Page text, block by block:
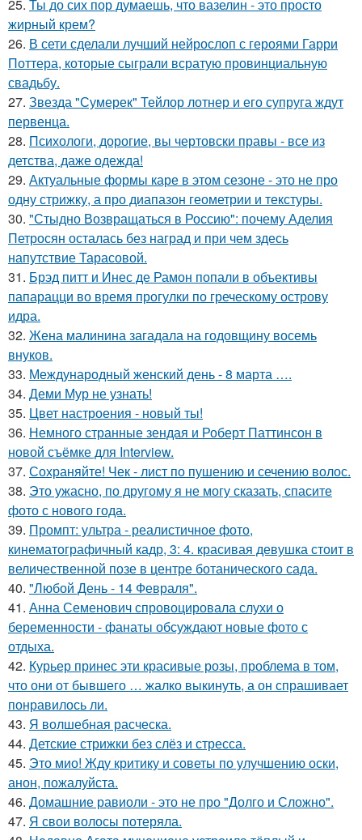
25. Ты до сих пор думаешь, что вазелин - это просто
жирный крем?
26. В сети сделали лучший нейрослоп с героями Гарри
Поттера, которые сыграли всратую провинциальную
свадьбу.
27. Звезда "Сумерек" Тейлор лотнер и его супруга ждут
первенца.
28. Психологи, дорогие, вы чертовски правы - все из
детства, даже одежда!
29. Актуальные формы каре в этом сезоне - это не про
одну стрижку, а про диапазон геометрии и текстуры.
30. "Стыдно Возвращаться в Россию": почему Аделия
Петросян осталась без наград и при чем здесь
напутствие Тарасовой.
31. Брэд питт и Инес де Рамон попали в объективы
папарацци во время прогулки по греческому острову
идра.
32. Жена малинина загадала на годовщину восемь
внуков.
33. Международный женский день - 8 марта ….
34. Деми Мур не узнать!
35. Цвет настроения - новый ты!
36. Немного странные зендая и Роберт Паттинсон в
новой съёмке для Interview.
37. Сохраняйте! Чек - лист по пушению и сечению волос.
38. Это ужасно, по другому я не могу сказать, спасите
фото с нового года.
39. Промпт: ультра - реалистичное фото,
кинематографичный кадр, 3: 4. красивая девушка стоит в
величественной позе в центре ботанического сада.
40. "Любой День - 14 Февраля".
41. Анна Семенович спровоцировала слухи о
беременности - фанаты обсуждают новые фото с
отдыха.
42. Курьер принес эти красивые розы, проблема в том,
что они от бывшего … жалко выкинуть, а он спрашивает
понравилось ли.
43. Я волшебная расческа.
44. Детские стрижки без слёз и стресса.
45. Это мио! Жду критику и советы по улучшению оски,
анон, пожалуйста.
46. Домашние равиоли - это не про "Долго и Сложно".
47. Я свои волосы потеряла.